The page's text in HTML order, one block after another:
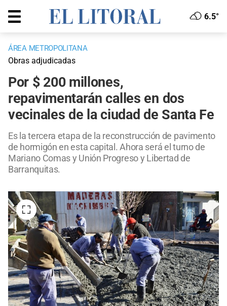
6.5°
ÁREA METROPOLITANA
Obras adjudicadas
Por $ 200 millones,
repavimentarán calles en dos
vecinales de la ciudad de Santa Fe
Es la tercera etapa de la reconstrucción de pavimento
de hormigón en esta capital. Ahora será el turno de
Mariano Comas y Unión Progreso y Libertad de
Barranquitas.